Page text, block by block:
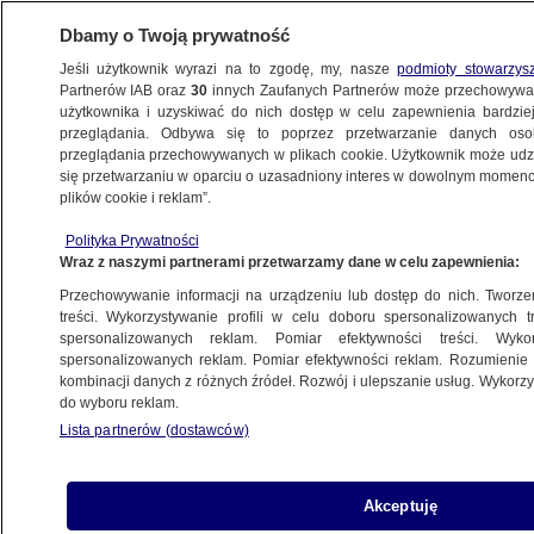
WARSZAWA
KOMUNIKACJA
za przejazdy komunikacją miejską
Oprac.Dariusz Gałązka
11.06.2026, 20:50
Posłuchaj artykułu
Czyta lektor AI
Dbamy o Twoją prywatność
Jeśli użytkownik wyrazi na to zgodę, my, naszepodmioty
Partnerów IAB oraz30 innych Zaufanych Partnerów może
użytkownika i uzyskiwać do nich dostęp w celu zapewnienia
przeglądania. Odbywa się to poprzez przetwarzanie danych
przeglądania przechowywanych w plikach cookie. Użytkownik może
się przetwarzaniu w oparciu o uzasadniony interes w dowolnym
plików cookie i reklam”.
Polityka Prywatności
Wraz z naszymi partnerami przetwarzamy dane w celu zapewnienia:
Przechowywanie informacji na urządzeniu lub dostęp do nich.
treści. Wykorzystywanie profili w celu doboru spersonalizowanych
spersonalizowanych reklam. Pomiar efektywności treści.
spersonalizowanych reklam. Pomiar efektywności reklam.
kombinacji danych z różnych źródeł. Rozwój i ulepszanie usług.
do wyboru reklam.
Lista partnerów (dostawców)
Akceptuję